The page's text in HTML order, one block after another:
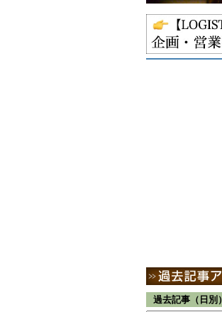
過去記事（日別）